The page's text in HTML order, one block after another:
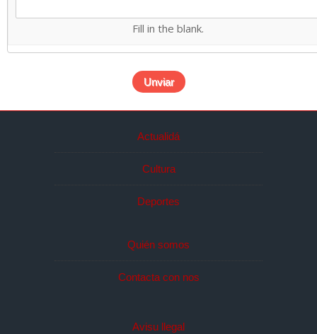
Fill in the blank.
Actualidá
Cultura
Deportes
Quién somos
Contacta con nos
Avisu llegal